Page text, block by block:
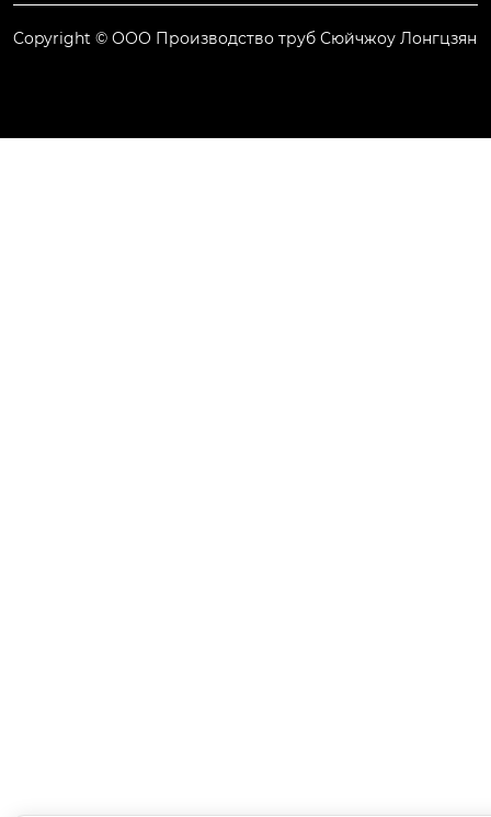
Copyright © ООО Производство труб Сюйчжоу Лонгцзян